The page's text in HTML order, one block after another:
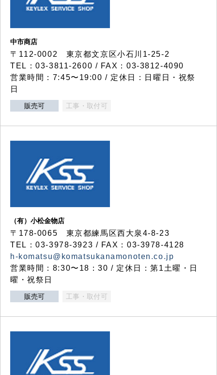
中市商店
〒112-0002 東京都文京区小石川1-25-2
TEL：03-3811-2600 / FAX：03-3812-4090
営業時間：7:45〜19:00 / 定休日：日曜日・祝祭
日
販売可 工事・取付可
（有）小松金物店
〒178-0065 東京都練馬区西大泉4-8-23
TEL：03-3978-3923 / FAX：03-3978-4128
h-komatsu@komatsukanamonoten.co.jp
営業時間：8:30〜18：30 / 定休日：第1土曜・日
曜・祝祭日
販売可 工事・取付可